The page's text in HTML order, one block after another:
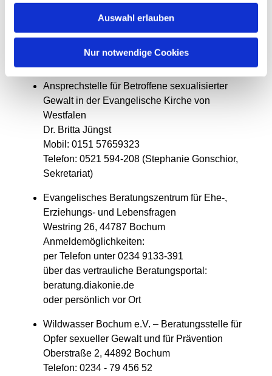
Auswahl erlauben
Nur notwendige Cookies
Darüber hinaus und unabhängig von o.g. Aufruf
können betroffene Personen sich beispielsweise an
folgende Beratungsstellen wenden, um u.a.
Ansprechstelle für Betroffene sexualisierter
Gewalt in der Evangelische Kirche von
Westfalen
Dr. Britta Jüngst
Mobil: 0151 57659323
Telefon: 0521 594-208 (Stephanie Gonschior,
Sekretariat)
Evangelisches Beratungszentrum für Ehe-,
Erziehungs- und Lebensfragen
Westring 26, 44787 Bochum
Anmeldemöglichkeiten:
per Telefon unter 0234 9133-391
über das vertrauliche Beratungsportal:
beratung.diakonie.de
oder persönlich vor Ort
Wildwasser Bochum e.V. – Beratungsstelle für
Opfer sexueller Gewalt und für Prävention
Oberstraße 2, 44892 Bochum
Telefon: 0234 - 79 456 52